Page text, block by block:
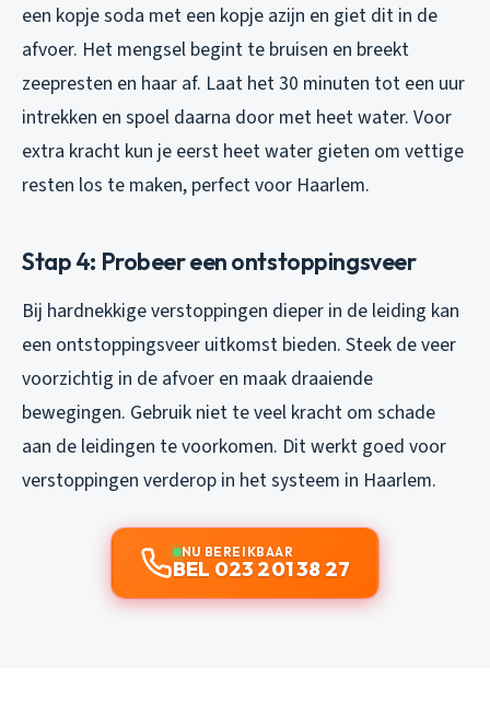
een kopje soda met een kopje azijn en giet dit in de
afvoer. Het mengsel begint te bruisen en breekt
zeepresten en haar af. Laat het 30 minuten tot een uur
intrekken en spoel daarna door met heet water. Voor
extra kracht kun je eerst heet water gieten om vettige
resten los te maken, perfect voor Haarlem.
Stap 4: Probeer een ontstoppingsveer
Bij hardnekkige verstoppingen dieper in de leiding kan
een ontstoppingsveer uitkomst bieden. Steek de veer
voorzichtig in de afvoer en maak draaiende
bewegingen. Gebruik niet te veel kracht om schade
aan de leidingen te voorkomen. Dit werkt goed voor
verstoppingen verderop in het systeem in Haarlem.
NU BEREIKBAAR
BEL 023 201 38 27